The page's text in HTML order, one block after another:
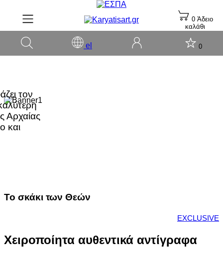
0 Άδειο
καλάθι
el 0
τον
Αρχαίας
και
To σκάκι των Θεών
EXCLUSIVE
Χειροποίητα αυθεντικά αντίγραφα